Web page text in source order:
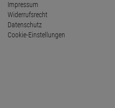
Impressum
Widerrufsrecht
Datenschutz
Cookie-Einstellungen